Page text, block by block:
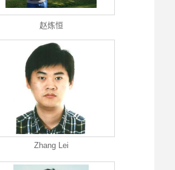
赵炼恒
Zhang Lei